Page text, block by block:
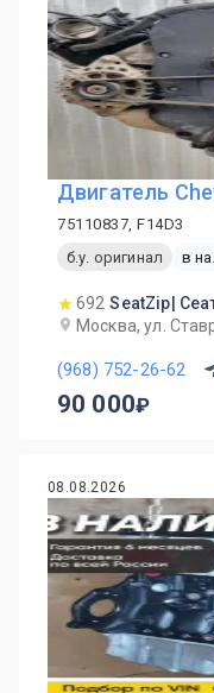
Двигатель
75110837, F14D3
б.у. оригинал
в
692 SeatZip|
Москва, ул.
(968) 752-26-62
90 000
08.08.2026